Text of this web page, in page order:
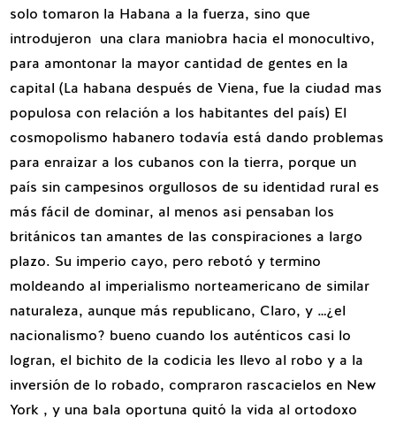
solo tomaron la Habana a la fuerza, sino que
introdujeron una clara maniobra hacia el monocultivo,
para amontonar la mayor cantidad de gentes en la
capital (La habana después de Viena, fue la ciudad mas
populosa con relación a los habitantes del país) El
cosmopolismo habanero todavía está dando problemas
para enraizar a los cubanos con la tierra, porque un
país sin campesinos orgullosos de su identidad rural es
más fácil de dominar, al menos asi pensaban los
británicos tan amantes de las conspiraciones a largo
plazo. Su imperio cayo, pero rebotó y termino
moldeando al imperialismo norteamericano de similar
naturaleza, aunque más republicano, Claro, y …¿el
nacionalismo? bueno cuando los auténticos casi lo
logran, el bichito de la codicia les llevo al robo y a la
inversión de lo robado, compraron rascacielos en New
York , y una bala oportuna quitó la vida al ortodoxo